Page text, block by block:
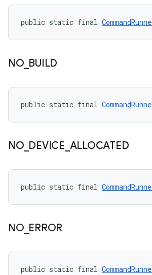
public static final
NO_ BUILD
public static final
NO_ DEVICE ALLOCATED
public static final
NO_ ERROR
public static final